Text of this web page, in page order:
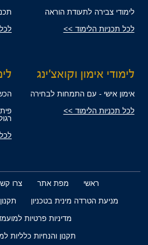
לימודי צבירה לתעודת הוראה
לכל תכניות הלימוד >>
לימודי אימון וקואצ'ינג
אימון אישי - עם התמחות לבחירה
לכל תכניות הלימוד >>
ראשי מפת אתר צרו
מניעת הטרדה מינית בטכניון
מדיניות פרטיות
תקנון והנחיות כלליות